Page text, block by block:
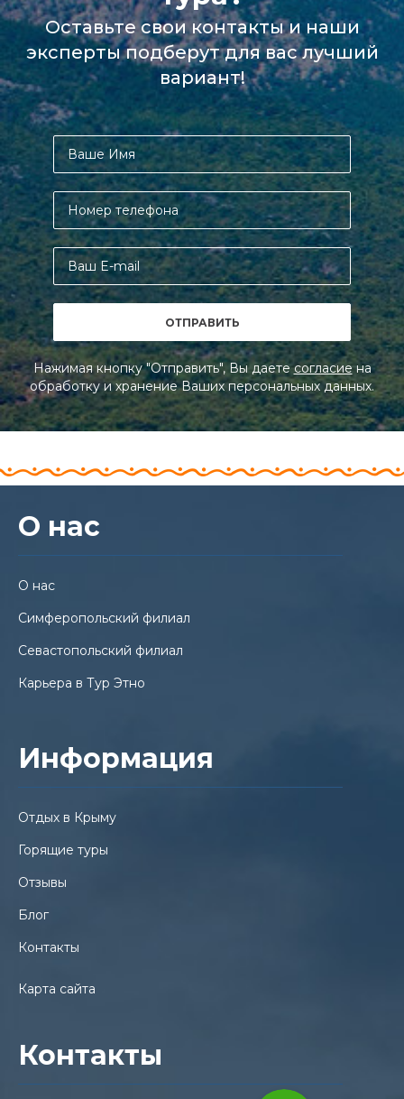
Оставьте свои контакты и наши
эксперты подберут для вас лучший
вариант!
Нажимая кнопку "Отправить", Вы даетесогласиена
обработку и хранение Ваших персональных данных.
О нас
О нас
Симферопольский филиал
Севастопольский филиал
Карьера в Тур Этно
Информация
Отдых в Крыму
Горящие туры
Отзывы
Блог
Контакты
Карта сайта
Контакты